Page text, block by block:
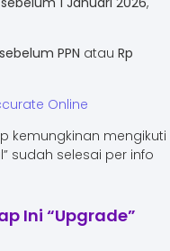
PPN atau Rp
Online
kemungkinan mengikuti
sudah selesai per info
Ini “Upgrade”